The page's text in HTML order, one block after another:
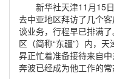
新华社天津11月15
去中亚地区拜访了几个
谈业务，行程早已排满
区（简称“东疆”）内，
昇正忙着准备接待来自
奔波已经成为他工作的常